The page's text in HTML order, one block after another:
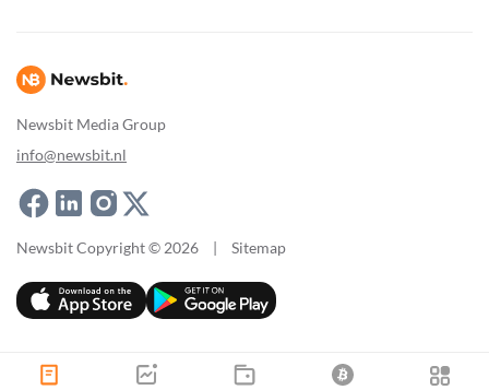
Newsbit Media Group
info@newsbit.nl
Newsbit Copyright © 2026 | Sitemap